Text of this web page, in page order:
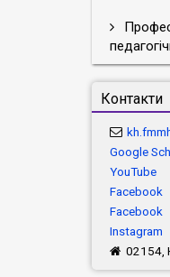
Контакти
Google
YouTube
Facebook
Facebook
Instagram
02154,